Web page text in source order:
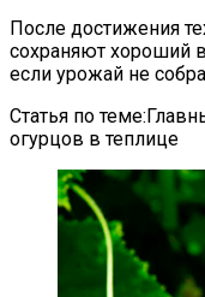
После достижения
сохраняют хороший
если урожай не
Статья по
огурцов в теплице